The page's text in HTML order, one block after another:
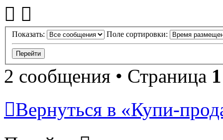
Показать: Поле сортировки:
2 сообщения • Страница 1
Вернуться в «Купи-